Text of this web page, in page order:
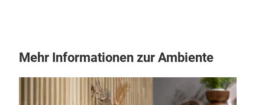
Mehr Informationen zur Ambiente